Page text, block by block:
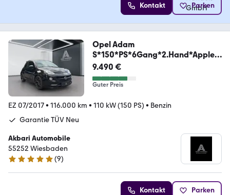
Kontakt Parken
Opel Adam
S*150*PS*6Gang*2.Hand*Apple*
Carplay
9.490 €
Guter Preis
EZ 07/2017• 116.000 km • 110 kW (150 PS) • Benzin
Garantie TÜV Neu
Akbari Automobile
55252 Wiesbaden
5 Sterne
(9)
Kontakt Parken